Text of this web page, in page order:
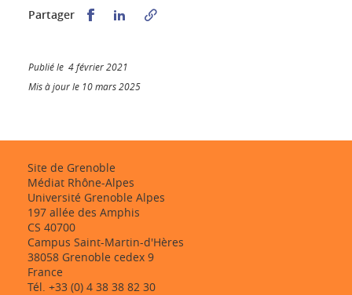
Partager Partager sur Facebook
Partager sur LinkedIn
Publié le 4 février 2021
Mis à jour le 10 mars 2025
Site de Grenoble
Médiat Rhône-Alpes
Université Grenoble Alpes
197 allée des Amphis
CS 40700
Campus Saint-Martin-d'Hères
38058 Grenoble cedex 9
France
Tél. +33 (0) 4 38 38 82 30